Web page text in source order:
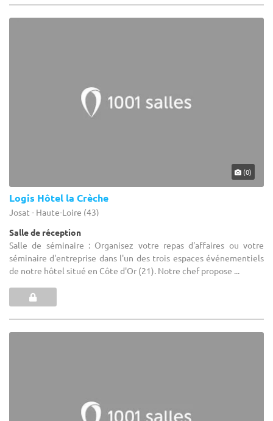
(0)
Logis Hôtel la Crèche
Josat - Haute-Loire (43)
Salle de réception
Salle de séminaire : Organisez votre repas d'affaires ou votre
séminaire d'entreprise dans l'un des trois espaces événementiels
de notre hôtel situé en Côte d'Or (21). Notre chef propose ...